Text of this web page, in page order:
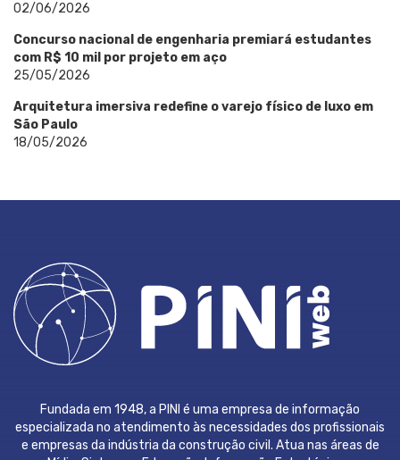
02/06/2026
Concurso nacional de engenharia premiará estudantes
com R$ 10 mil por projeto em aço
25/05/2026
Arquitetura imersiva redefine o varejo físico de luxo em
São Paulo
18/05/2026
Fundada em 1948, a PINI é uma empresa de informação
especializada no atendimento às necessidades dos profissionais
e empresas da indústria da construção civil. Atua nas áreas de